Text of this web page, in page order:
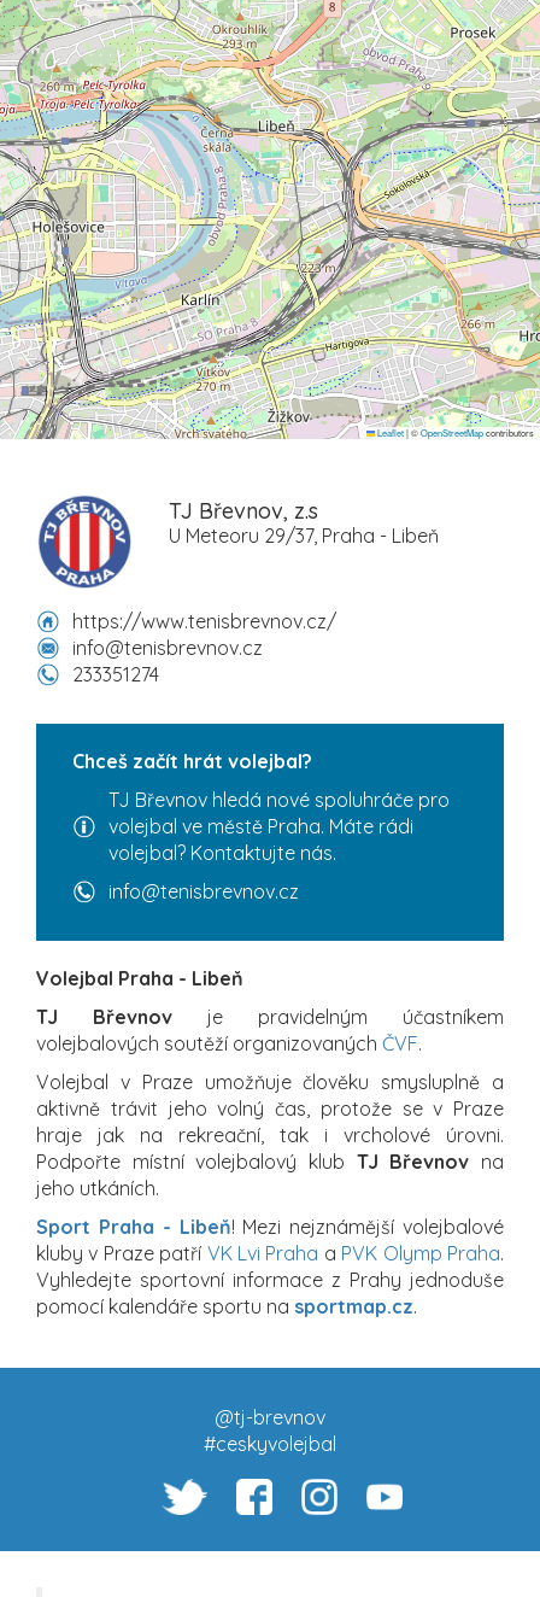
Leaflet|©OpenStreetMapcontributors
TJ Břevnov, z.s
U Meteoru 29/37, Praha - Libeň
https://www.tenisbrevnov.cz/
info@tenisbrevnov.cz
233351274
Chceš začít hrát volejbal?
TJ Břevnov hledá nové spoluhráče pro
volejbal ve městě Praha. Máte rádi
volejbal? Kontaktujte nás.
info@tenisbrevnov.cz
Volejbal Praha - Libeň
TJ Břevnov je pravidelným účastníkem
volejbalových soutěží organizovaných ČVF.
Volejbal v Praze umožňuje člověku smysluplně a
aktivně trávit jeho volný čas, protože se v Praze
hraje jak na rekreační, tak i vrcholové úrovni.
Podpořte místní volejbalový klub TJ Břevnov na
jeho utkáních.
Sport Praha - Libeň! Mezi nejznámější volejbalové
kluby v Praze patří VK Lvi Praha a PVK Olymp Praha.
Vyhledejte sportovní informace z Prahy jednoduše
pomocí kalendáře sportu na sportmap.cz.
@tj-brevnov
#ceskyvolejbal